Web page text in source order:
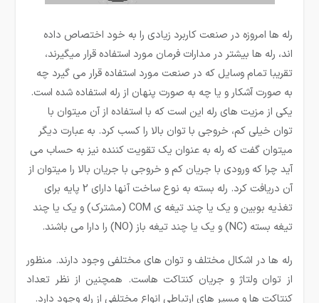
رله ها امروزه در صنعت کاربرد زیادی را به خود اختصاص داده
اند، رله ­ها بیشتر در مدارات فرمان مورد استفاده قرار می­گیرند،
تقریبا تمام وسایل که در صنعت مورد استفاده قرار می گیرد چه
به صورت آشکار و یا چه به صورت پنهان از رله استفاده شده است.
یکی از مزیت­ های رله این است که با استفاده از آن میتوان با
توان خیلی کم، خروجی با توان بالا را کسب کرد. به عبارت دیگر
می­توان گفت که رله به عنوان یک تقویت کننده نیز به حساب می
آید چرا که ورودی با جریان کم و خروجی با جریان بالا را میتوان از
آن دریافت کرد. رله بسته به نوع ساخت آنها دارای 2 پایه برای
تغذیه بوبین و یک یا چند تیغه ی COM (مشترک) و یک یا چند
تیغه بسته (NC) و یک یا چند تیغه باز (NO) را دارا می باشند.
رله ها در اشکال مختلف و توان های مختلفی وجود دارند. منظور
از توان ولتاژ و جریان کنتاکت هاست. همچنین از نظر تعداد
کنتاکت ها و مسیر های ارتباطی انواع مختلفی از رله وجود دارد.